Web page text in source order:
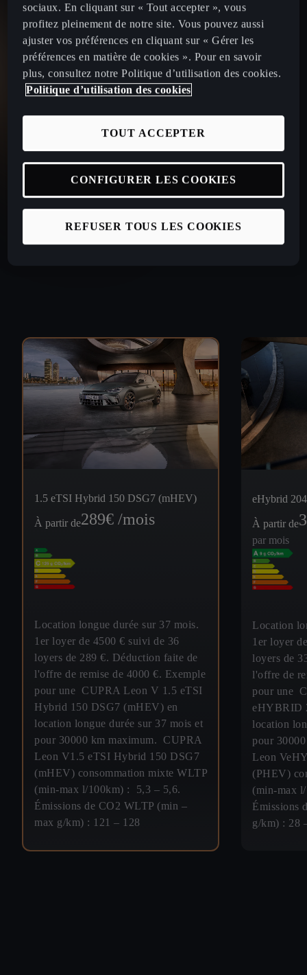
1.5 eTSI Hybrid 150 DSG7 (mHEV)
À partir de289€ /mois
Location longue durée sur 37 mois.
1er loyer de 4500 € suivi de 36
loyers de 289 €. Déduction faite de
l'offre de remise de 4000 €. Exemple
pour une CUPRA Leon V 1.5 eTSI
Hybrid 150 DSG7 (mHEV) en
location longue durée sur 37 mois et
pour 30000 km maximum. CUPRA
Leon V1.5 eTSI Hybrid 150 DSG7
(mHEV) consommation mixte WLTP
(min-max l/100km) : 5,3 – 5,6.
Émissions de CO2 WLTP (min –
max g/km) : 121 – 128
eHybrid
À partir de
par mois
Location
1er loyer
loyers de
l'offre de
pour une
eHYBRID
location
pour
Leon
(PHEV)
(min-max
Émissions
g/km) : 28
sociaux. En cliquant sur « Tout accepter », vous
profitez pleinement de notre site. Vous pouvez aussi
ajuster vos préférences en cliquant sur « Gérer les
préférences en matière de cookies ». Pour en savoir
plus, consultez notre Politique d’utilisation des cookies.
Politique d’utilisation des cookies
REFUSER TOUS LES COOKIES
TOUT ACCEPTER
CONFIGURER LES COOKIES